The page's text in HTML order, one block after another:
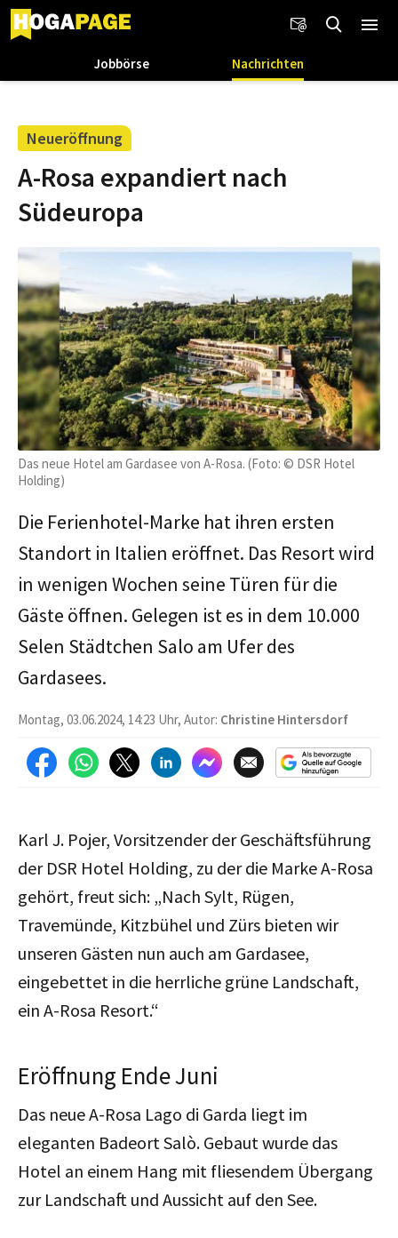
Jobbörse Nachrichten
Neueröffnung
A-Rosa expandiert nach
Südeuropa
Das neue Hotel am Gardasee von A-Rosa. (Foto: © DSR Hotel
Holding)
Die Ferienhotel-Marke hat ihren ersten
Standort in Italien eröffnet. Das Resort wird
in wenigen Wochen seine Türen für die
Gäste öffnen. Gelegen ist es in dem 10.000
Selen Städtchen Salo am Ufer des
Gardasees.
Montag, 03.06.2024, 14:23 Uhr, Autor: Christine Hintersdorf
Karl J. Pojer, Vorsitzender der Geschäftsführung
der DSR Hotel Holding, zu der die Marke A-Rosa
gehört, freut sich: „Nach Sylt, Rügen,
Travemünde, Kitzbühel und Zürs bieten wir
unseren Gästen nun auch am Gardasee,
eingebettet in die herrliche grüne Landschaft,
ein A-Rosa Resort.“
Eröffnung Ende Juni
Das neue A-Rosa Lago di Garda liegt im
eleganten Badeort Salò. Gebaut wurde das
Hotel an einem Hang mit fliesendem Übergang
zur Landschaft und Aussicht auf den See.